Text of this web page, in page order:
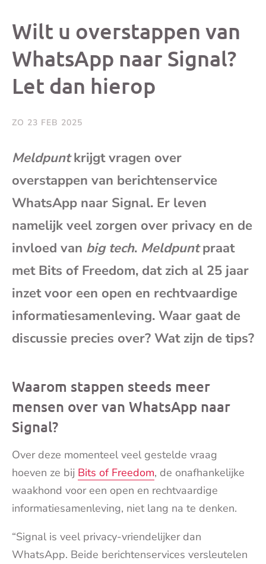
bericht berichtbericht
Wilt u overstappen van
WhatsApp naar Signal?
Let dan hierop
ZO 23 FEB 2025
Meldpuntkrijgt vragen over
overstappen van berichtenservice
WhatsApp naar Signal. Er leven
namelijk veel zorgen over privacy en de
invloed van big tech. Meldpuntpraat
met Bits of Freedom, dat zich al 25 jaar
inzet voor een open en rechtvaardige
informatiesamenleving. Waar gaat de
discussie precies over? Wat zijn de tips?
Waarom stappen steeds meer
mensen over van WhatsApp naar
Signal?
Over deze momenteel veel gestelde vraag
hoeven ze bij Bits of Freedom, de onafhankelijke
waakhond voor een open en rechtvaardige
informatiesamenleving, niet lang na te denken.
“Signal is veel privacy-vriendelijker dan
WhatsApp. Beide berichtenservices versleutelen